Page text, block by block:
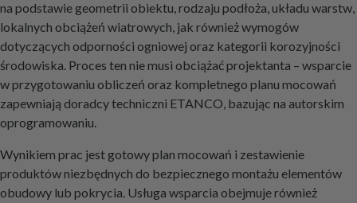
na podstawie geometrii obiektu, rodzaju podłoża, układu warstw,
lokalnych obciążeń wiatrowych, jak również wymogów
dotyczących odporności ogniowej oraz kategorii korozyjności
środowiska. Proces ten nie musi obciążać projektanta – wsparcie
w przygotowaniu obliczeń oraz kompletnego planu mocowań
zapewniają doradcy techniczni ETANCO, bazując na autorskim
oprogramowaniu.
Wynikiem prac jest gotowy plan mocowań i zestawienie
produktów niezbędnych do bezpiecznego montażu elementów
obudowy lub pokrycia. Usługa wsparcia obejmuje również